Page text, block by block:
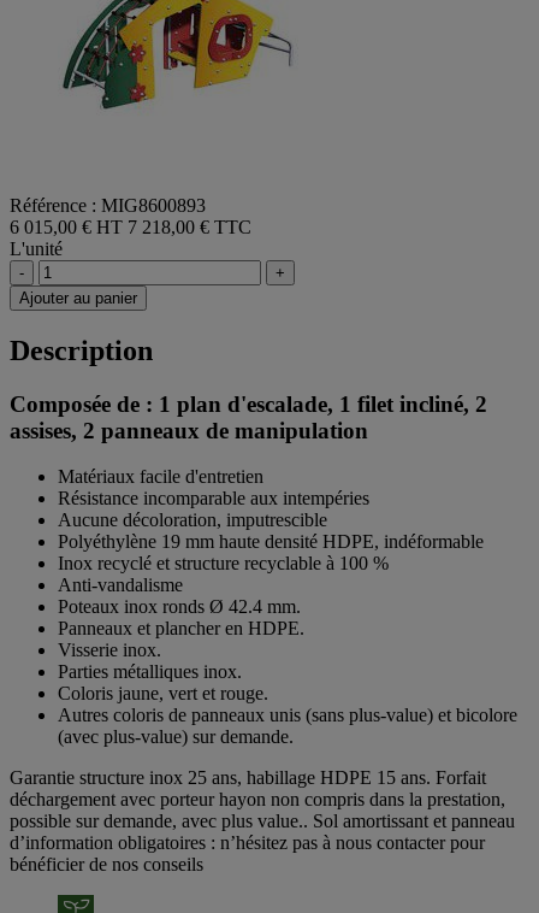
Référence : MIG8600893
6 015,00 € HT 7 218,00 € TTC
L'unité
-
+
Ajouter au panier
Description
Composée de : 1 plan d'escalade, 1 filet incliné, 2
assises, 2 panneaux de manipulation
Matériaux facile d'entretien
Résistance incomparable aux intempéries
Aucune décoloration, imputrescible
Polyéthylène 19 mm haute densité HDPE, indéformable
Inox recyclé et structure recyclable à 100 %
Anti-vandalisme
Poteaux inox ronds Ø 42.4 mm.
Panneaux et plancher en HDPE.
Visserie inox.
Parties métalliques inox.
Coloris jaune, vert et rouge.
Autres coloris de panneaux unis (sans plus-value) et bicolore
(avec plus-value) sur demande.
Garantie structure inox 25 ans, habillage HDPE 15 ans. Forfait
déchargement avec porteur hayon non compris dans la prestation,
possible sur demande, avec plus value.. Sol amortissant et panneau
d’information obligatoires : n’hésitez pas à nous contacter pour
bénéficier de nos conseils